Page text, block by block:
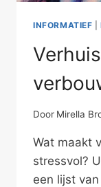
INFORMATIEF |
Door Mirella
Wat maakt
stressvol?
een lijst